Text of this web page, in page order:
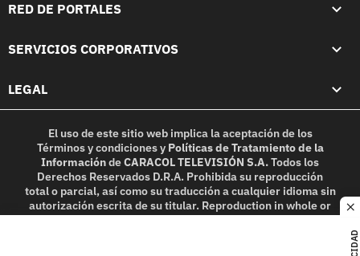
RED DE PORTALES
SERVICIOS CORPORATIVOS
LEGAL
El uso de este sitio web implica la aceptación de los
Términos y condicionesy Políticas de Tratamiento de la
InformacióndeCARACOL TELEVISIÓN S.A.Todos los
Derechos Reservados D.R.A. Prohibida su reproducción
total o parcial, así como su traducción a cualquier idioma sin
autorización escrita de su titular. Reproduction in whole or